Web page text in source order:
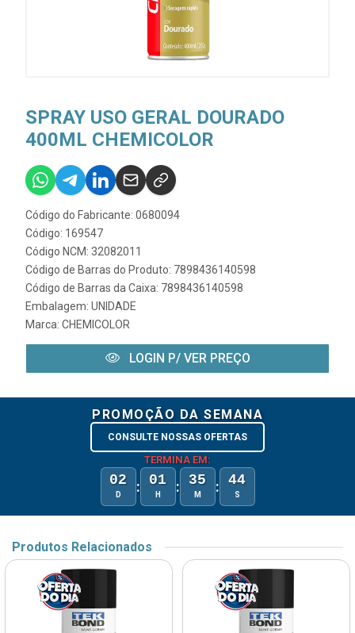
SPRAY USO GERAL DOURADO
400ML CHEMICOLOR
Código do Fabricante: 0680094
Código: 169547
Código NCM: 32082011
Código de Barras do Produto: 7898436140598
Código de Barras da Caixa: 7898436140598
Embalagem: UNIDADE
Marca: CHEMICOLOR
LOGIN P/ VER PREÇO
PROMOÇÃO DA SEMANA
CONSULTE NOSSAS OFERTAS
TERMINA EM:
02
D : 01
H : 35
M : 44
S
Produtos Relacionados